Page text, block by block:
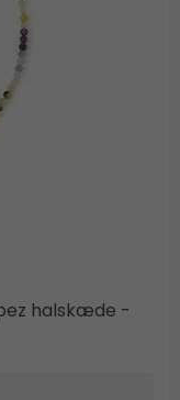
halskæde -